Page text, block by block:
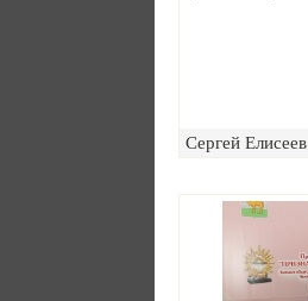
Сергей Елисеев